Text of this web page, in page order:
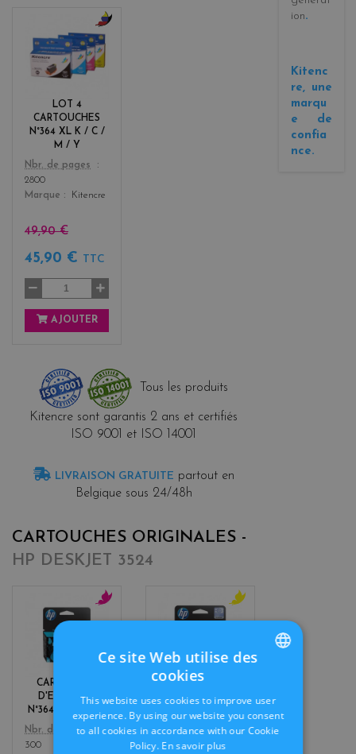
LOT 4
CARTOUCHES
N°364 XL K / C /
M / Y
Color
b
l
a
+
3
Nbr. de pages
2800
Marque
Kitencre
49,90 €
45,90 € TTC
AJOUTER
Tous les produits
Kitencre sont garantis 2 ans et certifiés
ISO 9001 et ISO 14001
LIVRAISON GRATUITE partout en
Belgique sous 24/48h
CARTOUCHES ORIGINALES -
HP DESKJET 3524
CARTOUCHE
D'ENCRE HP
N°364 MAGENTA
Color
e
a
Nbr. de pages
300
CARTOUCHE
D'ENCRE HP
N°364 JAUNE
Color
l
Nbr. de pages
300
ion.
Kitenc
re, une
marqu
e de
confia
nce.
Ce site Web utilise des
cookies
This website uses cookies to improve user
experience. By using our website you consent
to all cookies in accordance with our Cookie
Policy. En savoir plus